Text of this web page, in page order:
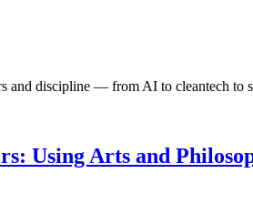
and discipline — from AI to cleantech to
Using Arts and